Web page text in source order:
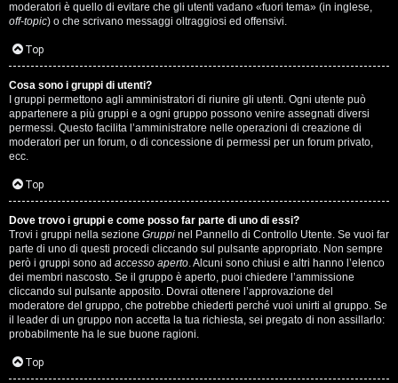
moderatori è quello di evitare che gli utenti vadano «fuori tema» (in inglese,
off-topic) o che scrivano messaggi oltraggiosi ed offensivi.
Top
Cosa sono i gruppi di utenti?
I gruppi permettono agli amministratori di riunire gli utenti. Ogni utente può
appartenere a più gruppi e a ogni gruppo possono venire assegnati diversi
permessi. Questo facilita l’amministratore nelle operazioni di creazione di
moderatori per un forum, o di concessione di permessi per un forum privato,
ecc.
Top
Dove trovo i gruppi e come posso far parte di uno di essi?
Trovi i gruppi nella sezione Gruppi nel Pannello di Controllo Utente. Se vuoi far
parte di uno di questi procedi cliccando sul pulsante appropriato. Non sempre
però i gruppi sono ad accesso aperto. Alcuni sono chiusi e altri hanno l’elenco
dei membri nascosto. Se il gruppo è aperto, puoi chiedere l’ammissione
cliccando sul pulsante apposito. Dovrai ottenere l’approvazione del
moderatore del gruppo, che potrebbe chiederti perché vuoi unirti al gruppo. Se
il leader di un gruppo non accetta la tua richiesta, sei pregato di non assillarlo:
probabilmente ha le sue buone ragioni.
Top
i
M
u
s
i
c
a
l
i
.
.
.